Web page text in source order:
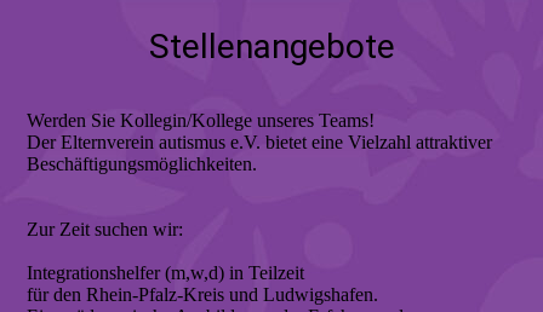
Stellenangebote
Werden Sie Kollegin/Kollege unseres Teams!
Der Elternverein autismus e.V. bietet eine Vielzahl attraktiver
Beschäftigungsmöglichkeiten.
Zur Zeit suchen wir:
Integrationshelfer (m,w,d) in Teilzeit
für den Rhein-Pfalz-Kreis und Ludwigshafen.